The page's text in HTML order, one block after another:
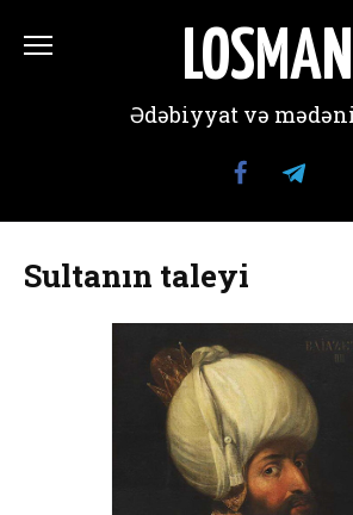
содержанию LOSMAN
Ədəbiyyat və
Sultanın taleyi